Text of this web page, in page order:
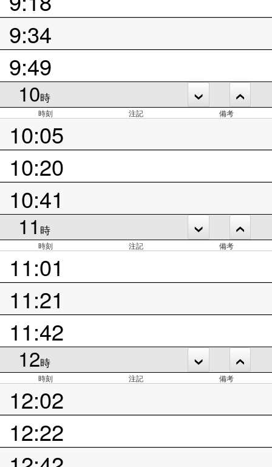
9:34
9:49
10時
時刻 注記 備考
10:05
10:20
10:41
11 時
時刻 注記 備考
11:01
11:21
11:42
12時
時刻 注記 備考
12:02
12:22